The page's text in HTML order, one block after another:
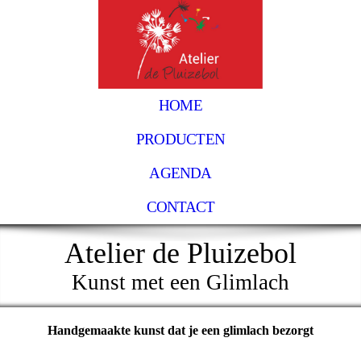
HOME
PRODUCTEN
AGENDA
CONTACT
Atelier de Pluizebol
Kunst met een Glimlach
Handgemaakte kunst dat je een glimlach bezorgt